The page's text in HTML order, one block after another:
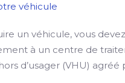
véhicule
un véhicule, vous
à un centre de
d’usager (VHU) agréé